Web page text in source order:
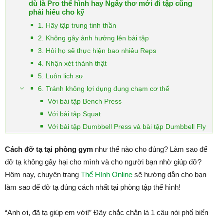
dù là Pro thể hình hay Ngây thơ mới đi tập cũng
phải hiểu cho kỹ
1. Hãy tập trung tinh thần
2. Không gây ảnh hưởng lên bài tập
3. Hỏi họ sẽ thực hiện bao nhiêu Reps
4. Nhận xét thành thật
5. Luôn lịch sự
6. Tránh không lợi dụng đụng chạm cơ thể
Với bài tập Bench Press
Với bài tập Squat
Với bài tập Dumbbell Press và bài tập Dumbbell Fly
Cách đỡ tạ tại phòng gym như thế nào cho đúng? Làm sao để
đỡ tạ không gây hại cho mình và cho người bạn nhờ giúp đỡ?
Hôm nay, chuyên trang Thể Hình Online sẽ hướng dẫn cho bạn
làm sao để đỡ tạ đúng cách nhất tại phòng tập thể hình!
“Anh ơi, đã tạ giúp em với!” Đây chắc chắn là 1 câu nói phổ biến